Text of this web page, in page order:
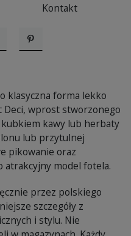
Kontakt
Pinterest
klasyczna forma lekko
Deci, wprost stworzonego
kawy lub herbaty
lub przytulnej
pikowanie oraz
model fotela.
przez polskiego
szczegóły z
i stylu. Nie